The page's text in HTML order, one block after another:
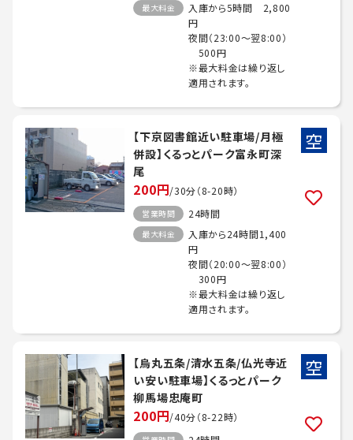
最大料金
入庫から5時間 2,800
円
夜間（23:00～翌8:00）
500円
※最大料金は繰り返し
適用されます。
【下京図書館近い駐車場/月極
併設】くるっとパーク富永町深
尾
200円/30分（8-20時）
営業時間 24時間
最大料金
入庫から24時間1,400
円
夜間（20:00～翌8:00）
300円
※最大料金は繰り返し
適用されます。
空
【烏丸五条/清水五条/仏光寺近
い安い駐車場】くるっとパーク
柳馬場忠庵町
200円/40分（8-22時）
空